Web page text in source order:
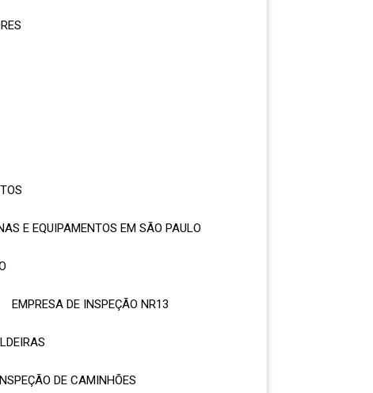
E EQUIPAMENTOS EM SÃO PAULO
EMPRESA DE INSPEÇÃO NR13
INSPEÇÃO DE CAMINHÕES